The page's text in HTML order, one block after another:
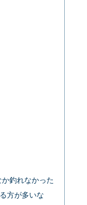
釣れなかった
方が多いな